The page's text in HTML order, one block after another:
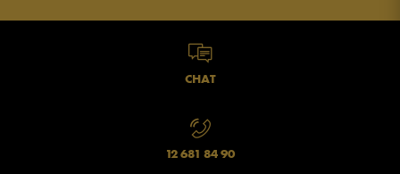
CHAT
12 681 84 90